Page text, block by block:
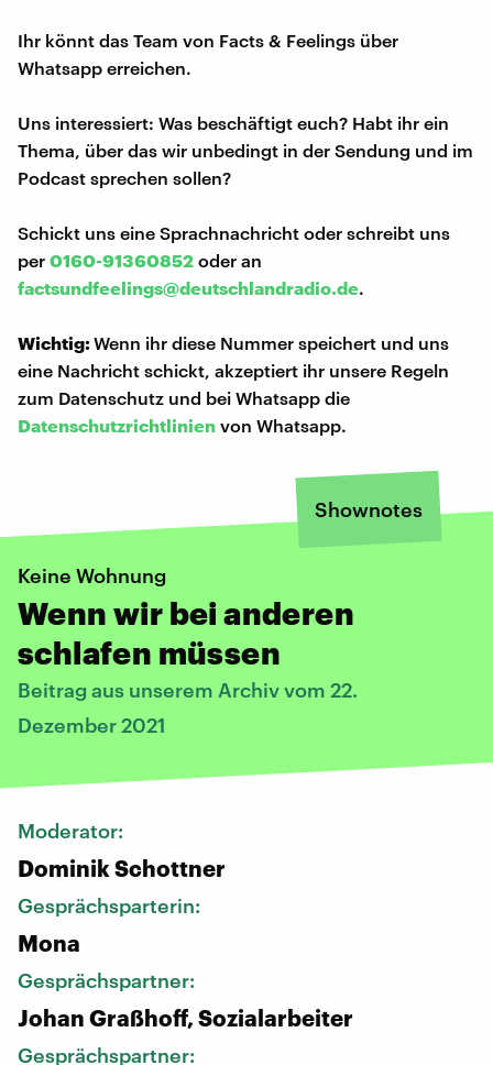
Ihr könnt das Team von Facts & Feelings über
Whatsapp erreichen.
Uns interessiert: Was beschäftigt euch? Habt ihr ein
Thema, über das wir unbedingt in der Sendung und im
Podcast sprechen sollen?
Schickt uns eine Sprachnachricht oder schreibt uns
per 0160-91360852 oder an
factsundfeelings@deutschlandradio.de.
Wichtig:Wenn ihr diese Nummer speichert und uns
eine Nachricht schickt, akzeptiert ihr unsere Regeln
zum Datenschutz und bei Whatsapp die
Datenschutzrichtlinien von Whatsapp.
Shownotes
Keine Wohnung
Wenn wir bei anderen
schlafen müssen
Beitrag aus unserem Archiv vom 22.
Dezember 2021
Moderator:
Dominik Schottner
Gesprächsparterin:
Mona
Gesprächspartner:
Johan Graßhoff, Sozialarbeiter
Gesprächspartner: